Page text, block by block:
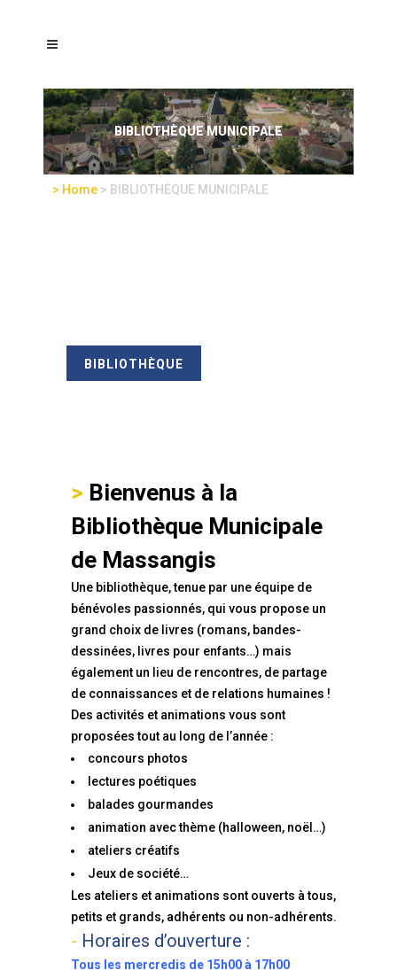
BIBLIOTHÈQUE MUNICIPALE
Home > BIBLIOTHÈQUE MUNICIPALE
BIBLIOTHÈQUE
Bienvenus à la
Bibliothèque Municipale
de Massangis
Une bibliothèque, tenue par une équipe de
bénévoles passionnés, qui vous propose un
grand choix de livres (romans, bandes-
dessinées, livres pour enfants…) mais
également un lieu de rencontres, de partage
de connaissances et de relations humaines !
Des activités et animations vous sont
proposées tout au long de l’année :
concours photos
lectures poétiques
balades gourmandes
animation avec thème (halloween, noël…)
ateliers créatifs
Jeux de société…
Les ateliers et animations sont ouverts à tous,
petits et grands, adhérents ou non-adhérents.
Horaires d’ouverture :
Tous les mercredis de 15h00 à 17h00